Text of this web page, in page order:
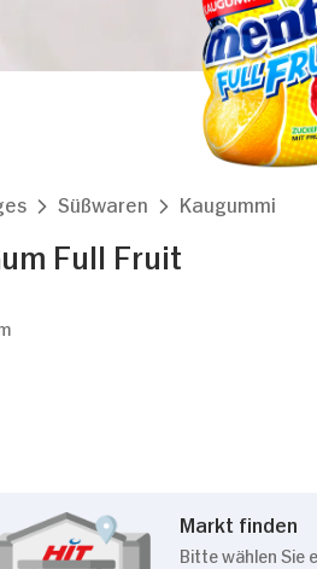
Süßwaren Kaugummi
Full Fruit
Markt finden
Bitte wählen Sie